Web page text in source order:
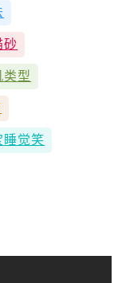
砂
类型
睡觉笑